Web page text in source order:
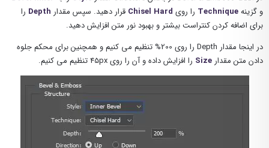
و گزینهTechnique را روی Chisel Hard قرار دهید. سپس مقدار Depth را
برای اضافه کردن کنتراست بیشتر و بهبود نور متن افزایش دهید.
در اینجا مقدار Depth را روی 200% تنظیم می کنیم و همچنین برای محکم جلوه
دادن متن مقدار Size را افزایش داده و آن را روی 45px تنظیم می کنیم.